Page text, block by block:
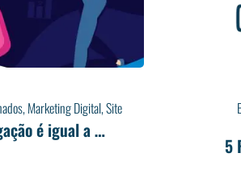
,Marketing Digital,Site
é igual a …
5